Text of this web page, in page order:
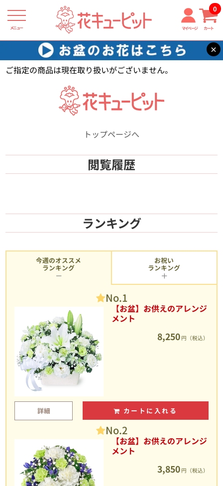
メニュー マイページ カート
0
×
花キューピット 【】
ご指定の商品は現在取り扱いがございません。
トップページへ
閲覧履歴
ランキング
今週のオススメ
ランキング
No.1
【お盆】お供えのアレンジ
メント
8,250 円（税込）
詳細 カートに入れる
No.2
【お盆】お供えのアレンジ
メント
3,850 円（税込）
お祝い
ランキング